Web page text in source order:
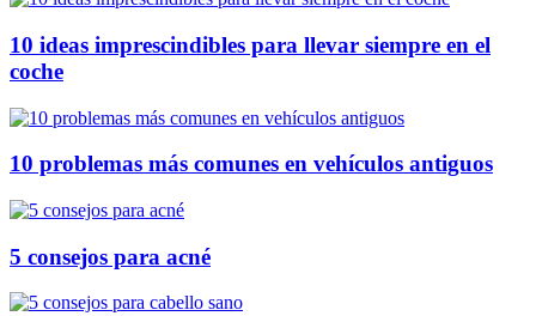
10 ideas imprescindibles para llevar siempre en el
coche
10 problemas más comunes en vehículos antiguos
5 consejos para acné